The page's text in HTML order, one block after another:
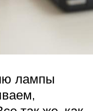
лампы